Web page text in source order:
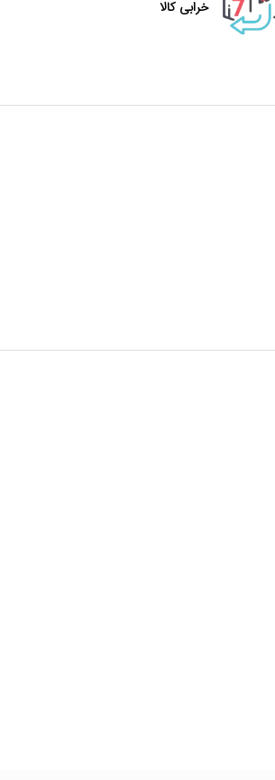
خرابی کالا